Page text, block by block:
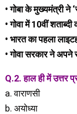
• गोबा के मुख्यमंत्री ने
• गोवा में 10वीं
• भारत का पहला
• गोवा सरकार ने अपने
Q.2. हाल ही में उत्तर
a. वाराणसी
b. अयोध्या